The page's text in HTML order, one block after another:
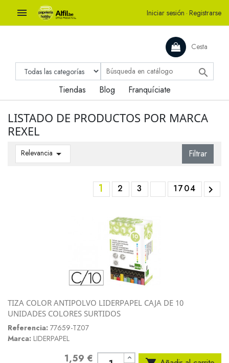
 Iniciar sesión · Registrarse
Cesta

Tiendas Blog Franquíciate
LISTADO DE PRODUCTOS POR MARCA
REXEL
Relevancia  Filtrar
1 2 3 1704 
TIZA COLOR ANTIPOLVO LIDERPAPEL CAJA DE 10
UNIDADES COLORES SURTIDOS
Referencia: 77659-TZ07
Marca: LIDERPAPEL
1,59 €